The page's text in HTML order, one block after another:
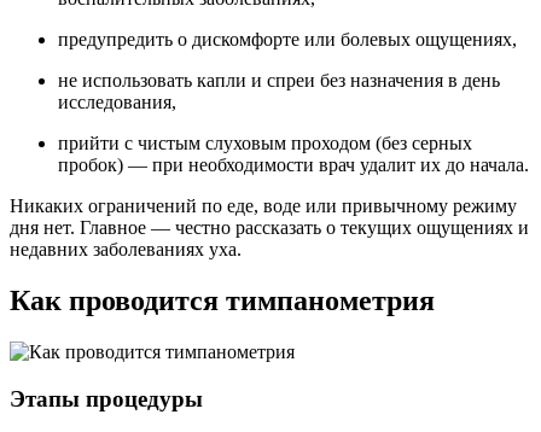
предупредить о дискомфорте или болевых ощущениях,
не использовать капли и спреи без назначения в день
исследования,
прийти с чистым слуховым проходом (без серных
пробок) — при необходимости врач удалит их до начала.
Никаких ограничений по еде, воде или привычному режиму
дня нет. Главное — честно рассказать о текущих ощущениях и
недавних заболеваниях уха.
Как проводится тимпанометрия
Этапы процедуры